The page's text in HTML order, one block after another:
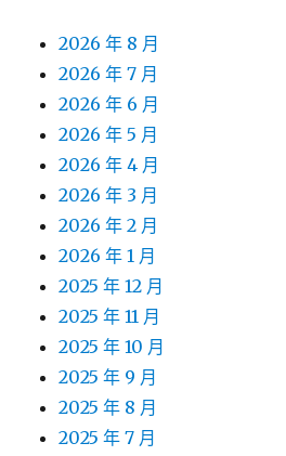
2026 年 8 月
2026 年 7 月
2026 年 6 月
2026 年 5 月
2026 年 4 月
2026 年 3 月
2026 年 2 月
2026 年 1 月
2025 年 12 月
2025 年 11 月
2025 年 10 月
2025 年 9 月
2025 年 8 月
2025 年 7 月